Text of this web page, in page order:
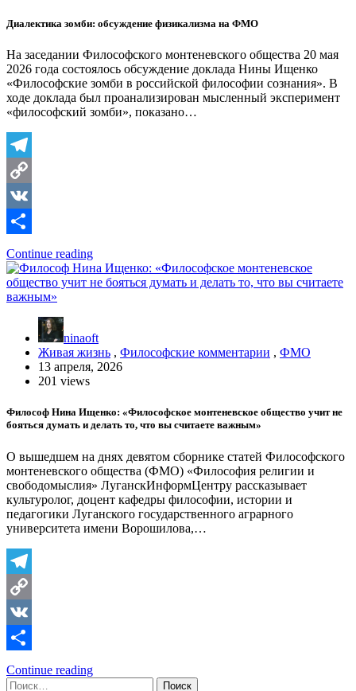
Диалектика зомби: обсуждение физикализма на ФМО
На заседании Философского монтеневского общества 20 мая
2026 года состоялось обсуждение доклада Нины Ищенко
«Философские зомби в российской философии сознания». В
ходе доклада был проанализирован мысленный эксперимент
«философский зомби», показано…
Telegram
Copy
Link
VK
Отправить
Continue reading
ninaoft
Живая жизнь , Философские комментарии , ФМО
13 апреля, 2026
201 views
Философ Нина Ищенко: «Философское монтеневское общество учит не
бояться думать и делать то, что вы считаете важным»
О вышедшем на днях девятом сборнике статей Философского
монтеневского общества (ФМО) «Философия религии и
свободомыслия» ЛуганскИнформЦентру рассказывает
культуролог, доцент кафедры философии, истории и
педагогики Луганского государственного аграрного
университета имени Ворошилова,…
Telegram
Copy
Link
VK
Отправить
Continue reading
Найти: